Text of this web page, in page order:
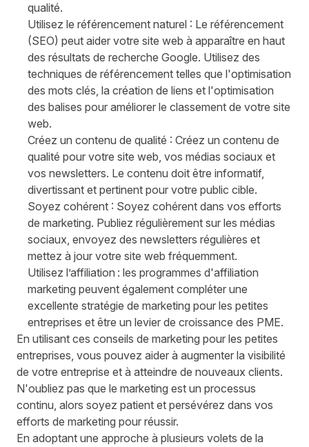
qualité.
Utilisez le référencement naturel : Le référencement
(SEO) peut aider votre site web à apparaître en haut
des résultats de recherche Google. Utilisez des
techniques de référencement telles que l'optimisation
des mots clés, la création de liens et l'optimisation
des balises pour améliorer le classement de votre site
web.
Créez un contenu de qualité : Créez un contenu de
qualité pour votre site web, vos médias sociaux et
vos newsletters. Le contenu doit être informatif,
divertissant et pertinent pour votre public cible.
Soyez cohérent : Soyez cohérent dans vos efforts
de marketing. Publiez régulièrement sur les médias
sociaux, envoyez des newsletters régulières et
mettez à jour votre site web fréquemment.
Utilisez l’affiliation : les programmes d'affiliation
marketing peuvent également compléter une
excellente stratégie de marketing pour les petites
entreprises et être un levier de croissance des PME.
En utilisant ces conseils de marketing pour les petites
entreprises, vous pouvez aider à augmenter la visibilité
de votre entreprise et à atteindre de nouveaux clients.
N'oubliez pas que le marketing est un processus
continu, alors soyez patient et persévérez dans vos
efforts de marketing pour réussir.
En adoptant une approche à plusieurs volets de la